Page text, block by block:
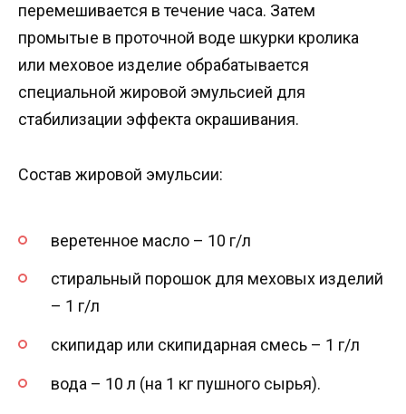
перемешивается в течение часа. Затем
промытые в проточной воде шкурки кролика
или меховое изделие обрабатывается
специальной жировой эмульсией для
стабилизации эффекта окрашивания.
Состав жировой эмульсии:
веретенное масло – 10 г/л
стиральный порошок для меховых изделий
– 1 г/л
скипидар или скипидарная смесь – 1 г/л
вода – 10 л (на 1 кг пушного сырья).